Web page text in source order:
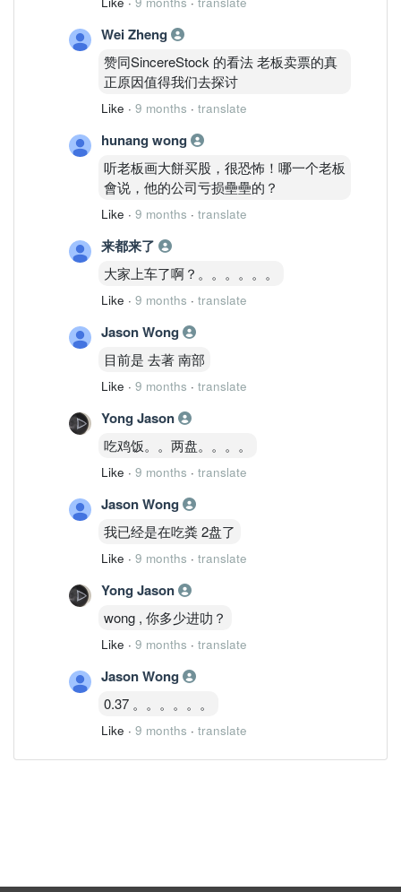
Wei Zheng
赞同SincereStock 的看法 老板卖票的真
正原因值得我们去探讨
Like · 9 months · translate
hunang wong
听老板画大餅买股，很恐怖！哪一个老板
會说，他的公司亏损壘壘的？
Like · 9 months · translate
来都来了
大家上车了啊？。。。。。。
Like · 9 months · translate
Jason Wong
目前是 去著 南部
Like · 9 months · translate
Yong Jason
吃鸡饭。。两盘。。。。
Like · 9 months · translate
Jason Wong
我已经是在吃粪 2盘了
Like · 9 months · translate
Yong Jason
wong , 你多少进叻？
Like · 9 months · translate
Jason Wong
0.37 。。。。。。
Like · 9 months · translate